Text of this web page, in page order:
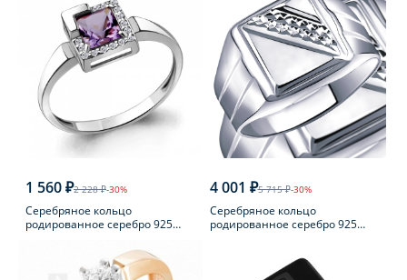
1 560 ₽2 228 ₽-30%
Серебряное кольцо
родированное серебро 925
4 001 ₽5 715 ₽-30%
Серебряное кольцо
родированное серебро 925